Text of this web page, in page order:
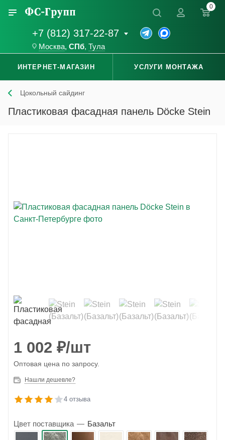
+7 (812) 317-22-87
Москва, СПб, Тула
0
ИНТЕРНЕТ-МАГАЗИН УСЛУГИ МОНТАЖА
Цокольный сайдинг
Пластиковая фасадная панель Döcke Stein
1 002 ₽/шт
Оптовая цена по запросу.
Нашли дешевле?
4 отзыва
Цвет поставщика — Базальт